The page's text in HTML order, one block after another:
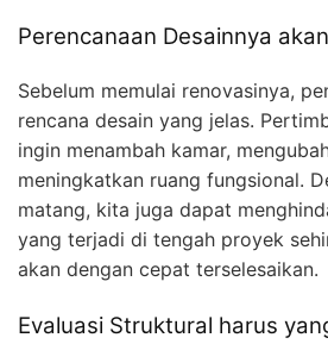
Perencanaan Desainnya
Sebelum memulai renovasinya,
rencana desain yang jelas.
ingin menambah kamar,
meningkatkan ruang fungsional.
matang, kita juga dapat
yang terjadi di tengah proyek
akan dengan cepat terselesaikan.
Evaluasi Struktural harus